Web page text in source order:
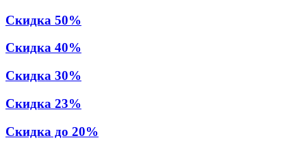
Скидка 50%
Скидка 40%
Скидка 30%
Скидка 23%
Скидка до 20%